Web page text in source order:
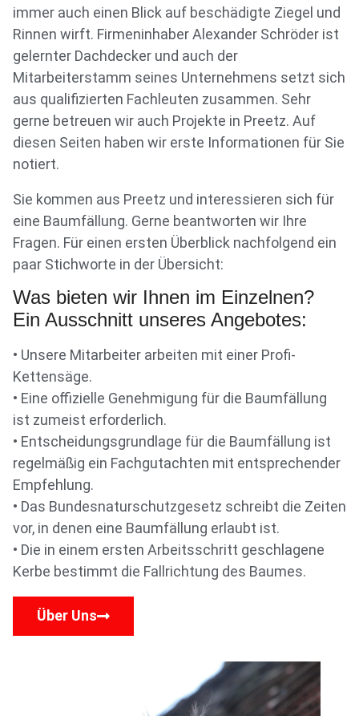
immer auch einen Blick auf beschädigte Ziegel und
Rinnen wirft. Firmeninhaber Alexander Schröder ist
gelernter Dachdecker und auch der
Mitarbeiterstamm seines Unternehmens setzt sich
aus qualifizierten Fachleuten zusammen. Sehr
gerne betreuen wir auch Projekte in Preetz. Auf
diesen Seiten haben wir erste Informationen für Sie
notiert.
Sie kommen aus Preetz und interessieren sich für
eine Baumfällung. Gerne beantworten wir Ihre
Fragen. Für einen ersten Überblick nachfolgend ein
paar Stichworte in der Übersicht:
Was bieten wir Ihnen im Einzelnen?
Ein Ausschnitt unseres Angebotes:
• Unsere Mitarbeiter arbeiten mit einer Profi-
Kettensäge.
• Eine offizielle Genehmigung für die Baumfällung
ist zumeist erforderlich.
• Entscheidungsgrundlage für die Baumfällung ist
regelmäßig ein Fachgutachten mit entsprechender
Empfehlung.
• Das Bundesnaturschutzgesetz schreibt die Zeiten
vor, in denen eine Baumfällung erlaubt ist.
• Die in einem ersten Arbeitsschritt geschlagene
Kerbe bestimmt die Fallrichtung des Baumes.
Über Uns